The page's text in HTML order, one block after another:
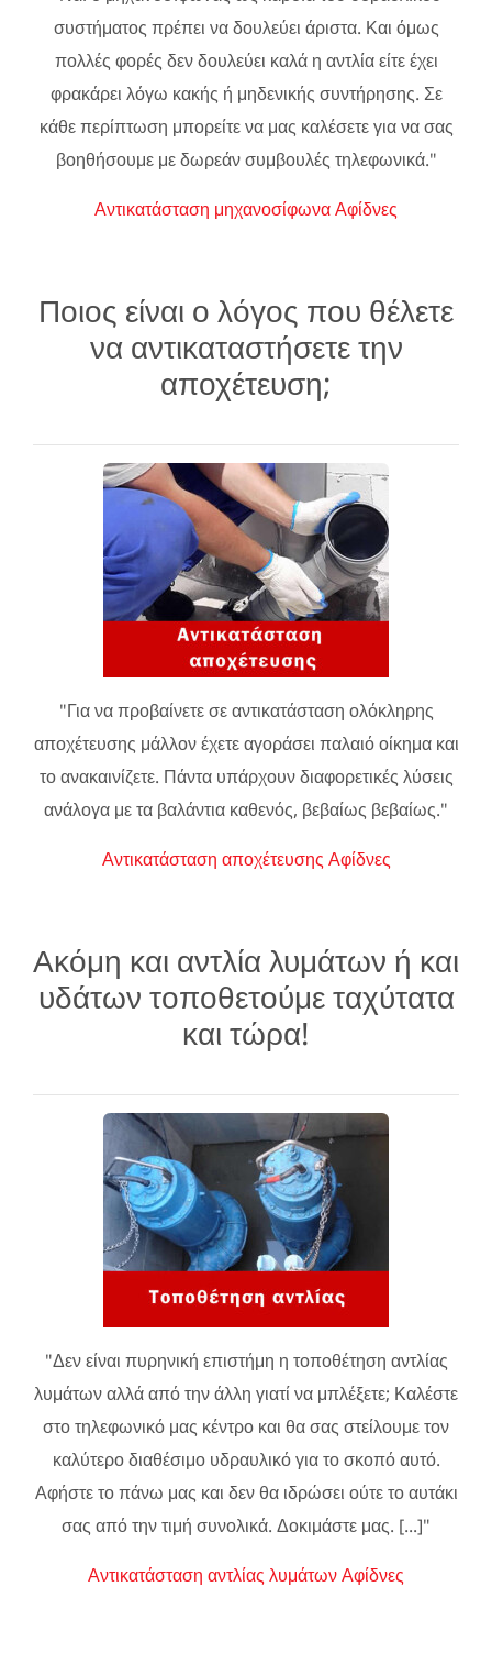
συστήματος πρέπει να δουλεύει άριστα. Και όμως
πολλές φορές δεν δουλεύει καλά η αντλία είτε έχει
φρακάρει λόγω κακής ή μηδενικής συντήρησης. Σε
κάθε περίπτωση μπορείτε να μας καλέσετε για να σας
βοηθήσουμε με δωρεάν συμβουλές τηλεφωνικά."
Αντικατάσταση μηχανοσίφωνα Αφίδνες
Ποιος είναι ο λόγος που θέλετε
να αντικαταστήσετε την
αποχέτευση;
"Για να προβαίνετε σε αντικατάσταση ολόκληρης
αποχέτευσης μάλλον έχετε αγοράσει παλαιό οίκημα και
το ανακαινίζετε. Πάντα υπάρχουν διαφορετικές λύσεις
ανάλογα με τα βαλάντια καθενός, βεβαίως βεβαίως."
Αντικατάσταση αποχέτευσης Αφίδνες
Ακόμη και αντλία λυμάτων ή και
υδάτων τοποθετούμε ταχύτατα
και τώρα!
"Δεν είναι πυρηνική επιστήμη η τοποθέτηση αντλίας
λυμάτων αλλά από την άλλη γιατί να μπλέξετε; Καλέστε
στο τηλεφωνικό μας κέντρο και θα σας στείλουμε τον
καλύτερο διαθέσιμο υδραυλικό για το σκοπό αυτό.
Αφήστε το πάνω μας και δεν θα ιδρώσει ούτε το αυτάκι
σας από την τιμή συνολικά. Δοκιμάστε μας. [...]"
Αντικατάσταση αντλίας λυμάτων Αφίδνες